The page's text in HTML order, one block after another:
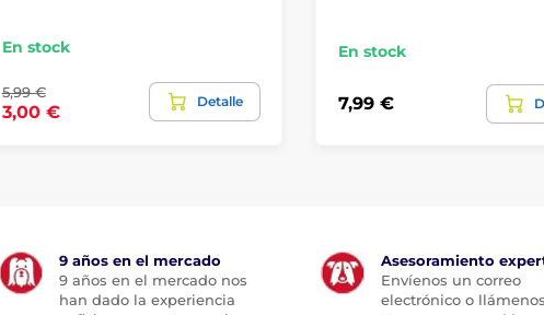
En stock
5,99 €
3,00 €
Detalle
En stock
7,99 €
9 años en el mercado
9 años en el mercado nos
han dado la experiencia
Asesoramiento
Envíenos un correo
electrónico o